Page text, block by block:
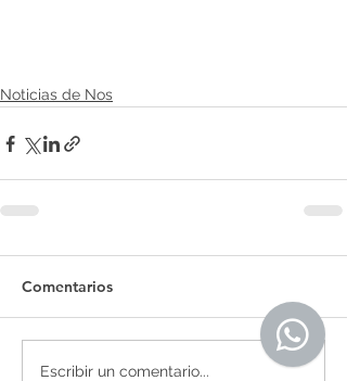
Noticias de Nos
Comentarios
Escribir un comentario...